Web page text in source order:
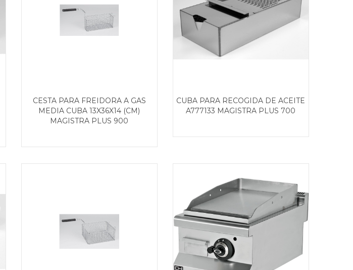
CESTA PARA FREIDORA A GAS
MEDIA CUBA 13X36X14 (CM)
MAGISTRA PLUS 900
CUBA PARA RECOGIDA DE ACEITE
A777133 MAGISTRA PLUS 700